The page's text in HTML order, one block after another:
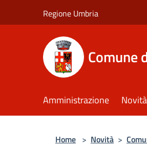
Regione Umbria
Comune
Amministrazione Novità
Home > Novità >